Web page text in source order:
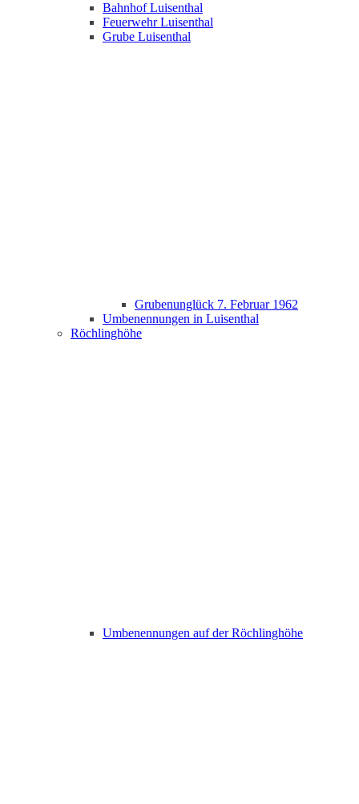
Bahnhof Luisenthal
Feuerwehr Luisenthal
Grube Luisenthal
Grubenunglück 7. Februar 1962
Umbenennungen in Luisenthal
Röchlinghöhe
Umbenennungen auf der Röchlinghöhe